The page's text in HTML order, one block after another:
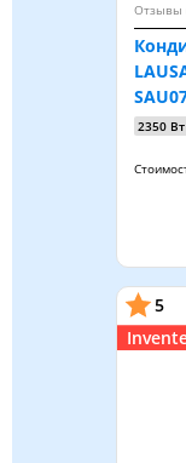
Отзывы
2350 Вт
5